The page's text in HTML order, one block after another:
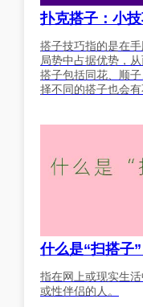
扑克搭子：小
搭子技巧指的是在
局势中占据优势，
搭子包括同花、顺
择不同的搭子也会有
什么是“扫搭子”
指在网上或现实生
或性伴侣的人。